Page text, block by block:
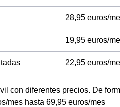
28,95 euros/
19,95 euros/
22,95 euros/
con diferentes precios. De
mes hasta 69,95 euros/mes